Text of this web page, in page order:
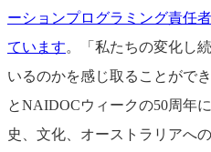
ーションプログラミング責任
ています。「私たちの変化し
いるのかを感じ取ることがで
とNAIDOCウィークの50周年
史、文化、オーストラリアへ